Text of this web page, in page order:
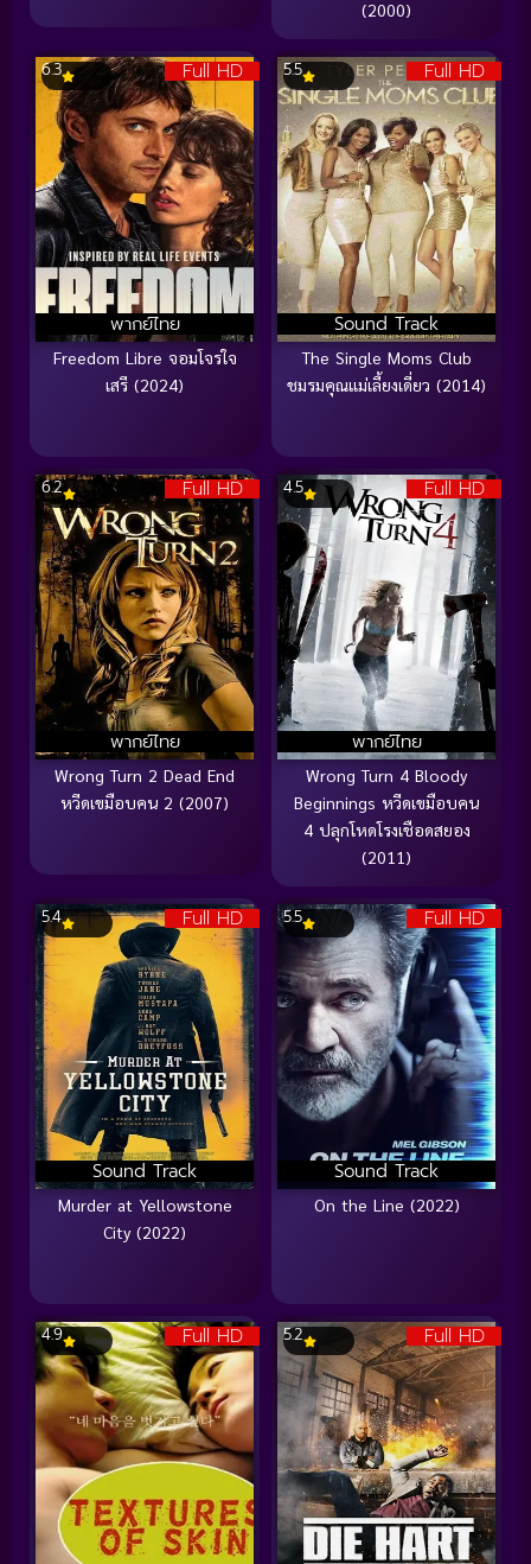
(2000)
Full HD
พากย์ไทย
6.3
Freedom Libre จอมโจรใจ
เสรี (2024)
Full HD
Sound Track
5.5
The Single Moms Club
ชมรมคุณแม่เลี้ยงเดี่ยว (2014)
Full HD
พากย์ไทย
6.2
Wrong Turn 2 Dead End
หวีดเขมือบคน 2 (2007)
Full HD
พากย์ไทย
4.5
Wrong Turn 4 Bloody
Beginnings หวีดเขมือบคน
4 ปลุกโหดโรงเชือดสยอง
(2011)
Full HD
Sound Track
5.4
Murder at Yellowstone
City (2022)
Full HD
Sound Track
5.5
On the Line (2022)
Full HD
4.9 Full HD
5.2